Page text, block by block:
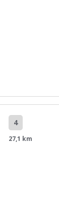
4
27,1 km